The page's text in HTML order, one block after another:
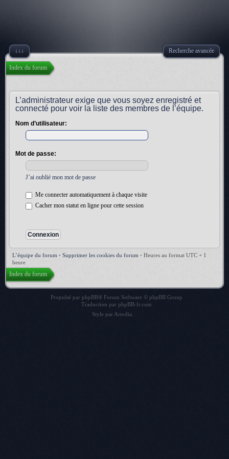
↓↓↓ Recherche avancée
Index du forum
L’administrateur exige que vous soyez enregistré et
connecté pour voir la liste des membres de l’équipe.
Nom d’utilisateur:
Mot de passe:
J’ai oublié mon mot de passe
Me connecter automatiquement à chaque visite
Cacher mon statut en ligne pour cette session
L’équipe du forum • Supprimer les cookies du forum • Heures au format UTC + 1
heure
Index du forum
Propulsé par phpBB® Forum Software © phpBB Group
Traduction par phpBB-fr.com
Style par Artodia